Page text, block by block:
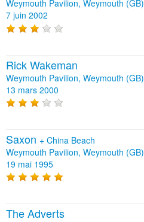
Weymouth Pavilion, Weymouth (GB)
7 juin 2002
Rick Wakeman
Weymouth Pavilion, Weymouth (GB)
13 mars 2000
Saxon + China Beach
Weymouth Pavilion, Weymouth (GB)
19 mai 1995
The Adverts